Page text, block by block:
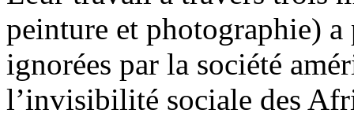
peinture et photographie) a
ignorées par la société
l’invisibilité sociale des